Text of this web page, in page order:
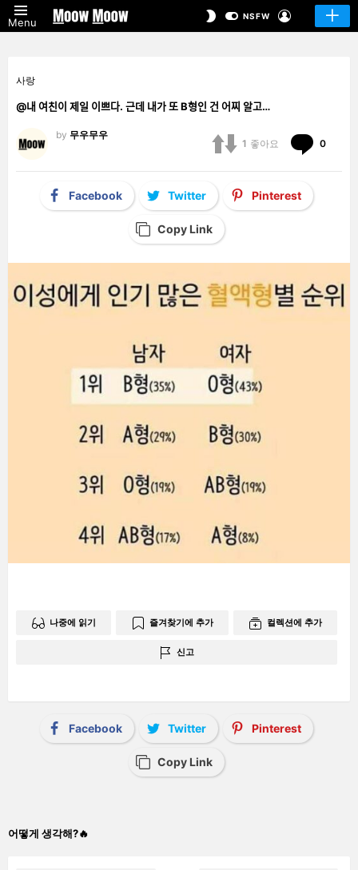
Menu
SWITCHNSFW
사랑
@내 여친이 제일 이쁘다. 근데 내가 또 B형인 건 어찌 알고…
by 무우무우
1 좋아요 0
Facebook Twitter Pinterest
Copy Link
나중에 읽기 즐겨찾기에 추가 컬렉션에 추가
신고
Facebook Twitter Pinterest
Copy Link
어떻게 생각해?🔥